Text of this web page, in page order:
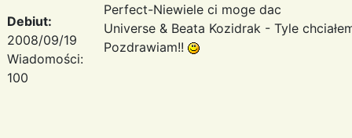
Debiut:
2008/09/19
Wiadomości:
100
Perfect-Niewiele ci moge dac
Universe & Beata Kozidrak - Tyle
Pozdrawiam!!